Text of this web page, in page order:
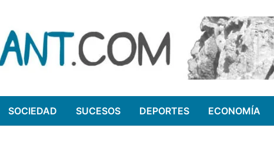
SOCIEDAD SUCESOS DEPORTES ECONOMÍA